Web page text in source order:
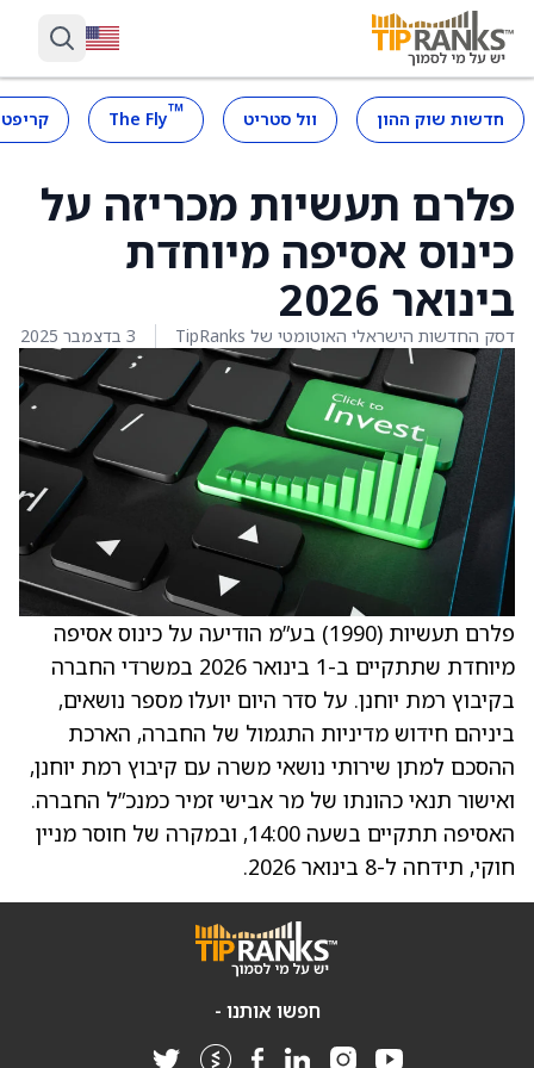
חדשות שוק ההון וול סטריט ™
The Fly
פלרם תעשיות מכריזה על
כינוס אסיפה מיוחדת
בינואר 2026
דסק החדשות הישראלי האוטומטי של TipRanks 3 בדצמבר 2025
פלרם תעשיות (1990) בע”מ הודיעה על כינוס אסיפה
מיוחדת שתתקיים ב-1 בינואר 2026 במשרדי החברה
בקיבוץ רמת יוחנן. על סדר היום יועלו מספר נושאים,
ביניהם חידוש מדיניות התגמול של החברה, הארכת
ההסכם למתן שירותי נושאי משרה עם קיבוץ רמת יוחנן,
ואישור תנאי כהונתו של מר אבישי זמיר כמנכ”ל החברה.
האסיפה תתקיים בשעה 14:00, ובמקרה של חוסר מניין
חוקי, תידחה ל-8 בינואר 2026.
חפשו אותנו -